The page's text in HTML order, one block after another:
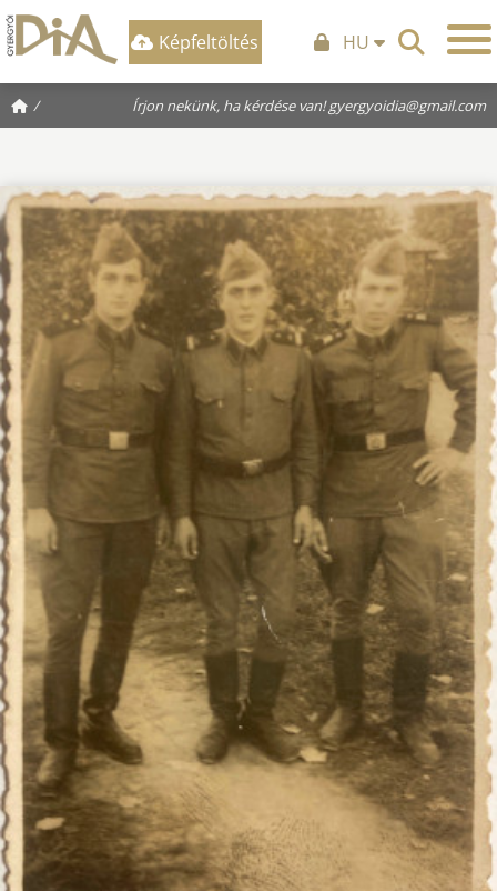
Képfeltöltés HU
/ Írjon nekünk, ha kérdése van!gyergyoidia@gmail.com